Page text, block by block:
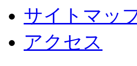
サイトマッ
アクセス